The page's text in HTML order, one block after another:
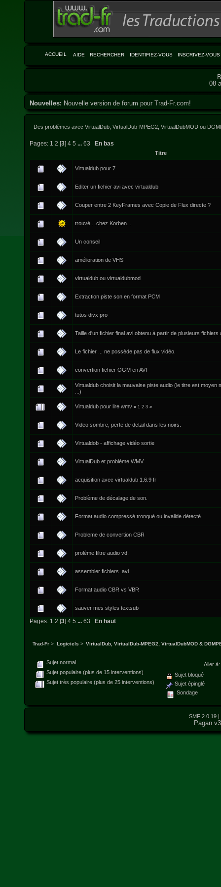
ACCUEIL AIDE RECHERCHER IDENTIFIEZ-VOUS INSCRIVEZ-VOUS
08
Nouvelles: Nouvelle version de forum pour Trad-Fr.com!
Des problèmes avec VirtualDub, VirtualDub-MPEG2, VirtualDubMOD ou
Pages: 1 2 [3] 4 5 ... 63 En bas
Titre
Virtualdub pour 7
Editer un fichier avi avec virtualdub
Couper entre 2 KeyFrames avec Copie de Flux directe ?
trouvé....chez Korben....
Un conseil
amélioration de VHS
virtualdub ou virtualdubmod
Extraction piste son en format PCM
tutos divx pro
Taille d'un fichier final avi obtenu à partir de plusieurs fichiers
Le fichier ... ne possède pas de flux vidéo.
convertion fichier OGM en AVI
Virtualdub choisit la mauvaise piste audio (le titre est moyen
...)
Virtualdub pour lire wmv «1 2 3 »
Video sombre, perte de detail dans les noirs.
Virtualdob - affichage vidéo sortie
VirtualDub et problème WMV
acquisition avec virtualdub 1.6.9 fr
Problème de décalage de son.
Format audio compressé tronqué ou invalide détecté
Probleme de convertion CBR
prolème filtre audio vd.
assembler fichiers .avi
Format audio CBR vs VBR
sauver mes styles textsub
Pages: 1 2 [3] 4 5 ... 63 En haut
Trad-Fr > Logiciels > VirtualDub, VirtualDub-MPEG2, VirtualDubMOD &
Aller à:
Sujet normal
Sujet populaire (plus de 15 interventions)
Sujet très populaire (plus de 25 interventions)
Sujet bloqué
Sujet épinglé
Sondage
SMF 2.0.19
Pagan